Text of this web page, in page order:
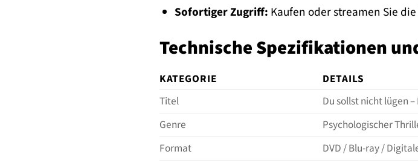
Sofortiger Zugriff: Kaufen oder streamen Sie
Technische Spezifikationen
KATEGORIE
DETAILS
Titel
Du sollst nicht lügen
Genre
Psychologischer
Format
DVD / Blu-ray /